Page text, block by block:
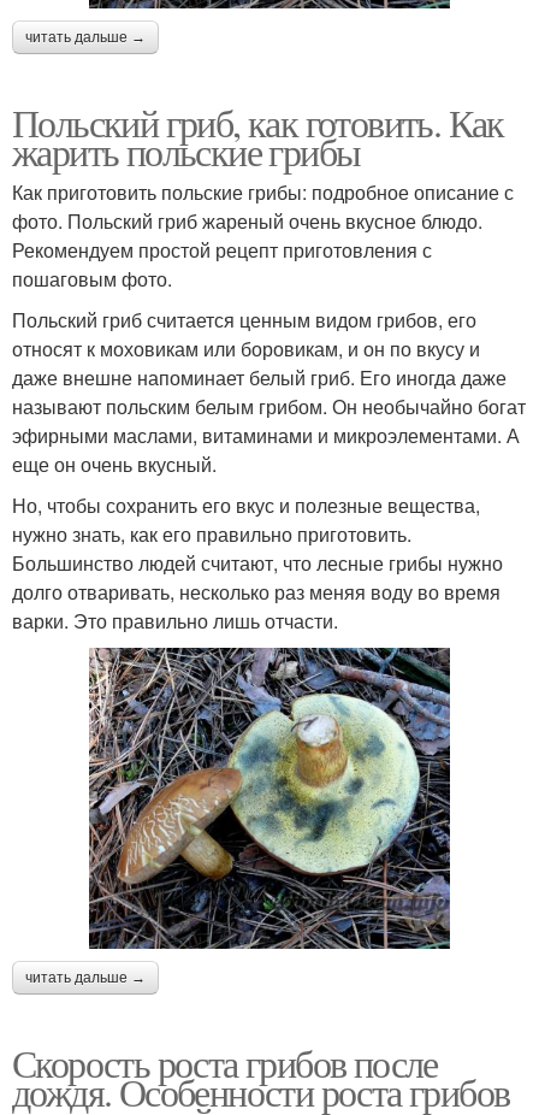
читать дальше →
Польский гриб, как готовить. Как
жарить польские грибы
Как приготовить польские грибы: подробное описание с
фото. Польский гриб жареный очень вкусное блюдо.
Рекомендуем простой рецепт приготовления с
пошаговым фото.
Польский гриб считается ценным видом грибов, его
относят к моховикам или боровикам, и он по вкусу и
даже внешне напоминает белый гриб. Его иногда даже
называют польским белым грибом. Он необычайно богат
эфирными маслами, витаминами и микроэлементами. А
еще он очень вкусный.
Но, чтобы сохранить его вкус и полезные вещества,
нужно знать, как его правильно приготовить.
Большинство людей считают, что лесные грибы нужно
долго отваривать, несколько раз меняя воду во время
варки. Это правильно лишь отчасти.
читать дальше →
Скорость роста грибов после
дождя. Особенности роста грибов